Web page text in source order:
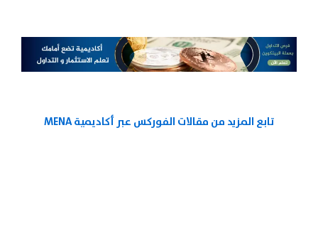
تابع المزيد من مقالات الفوركس عبر أكاديمية MENA